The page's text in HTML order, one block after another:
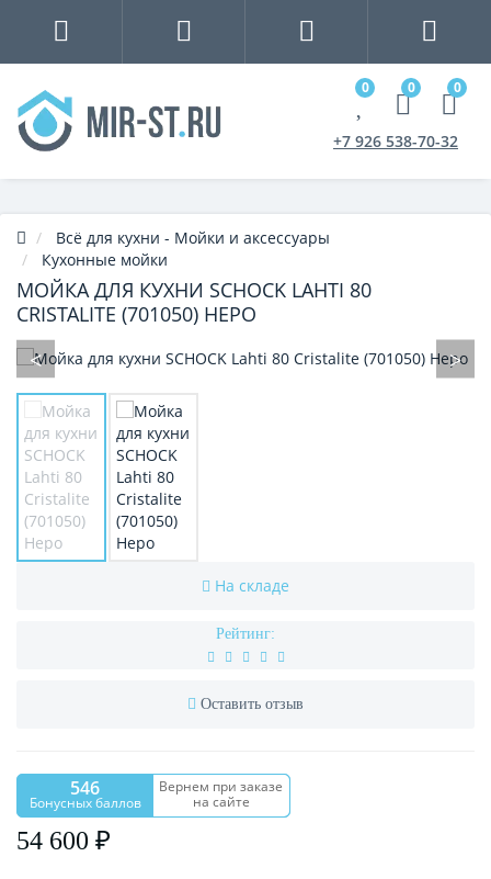
0 0 0
+7 926 538-70-32
Всё для кухни - Мойки и аксессуары
Кухонные мойки
МОЙКА ДЛЯ КУХНИ SCHOCK LAHTI 80
CRISTALITE (701050) НЕРО
На складе
Рейтинг:
Оставить отзыв
546
Бонусных баллов
Вернем при заказе
на сайте
54 600 ₽